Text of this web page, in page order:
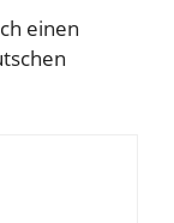
einen